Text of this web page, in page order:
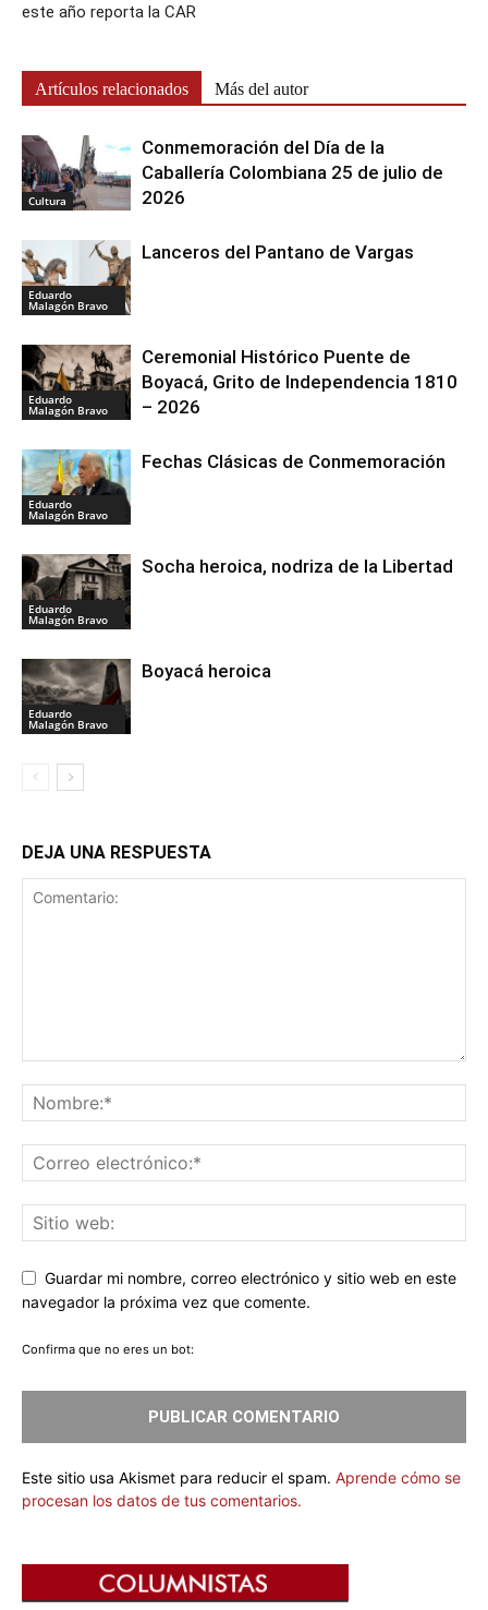
este año reporta la CAR
Artículos relacionados Más del autor
Cultura
Conmemoración del Día de la
Caballería Colombiana 25 de julio de
2026
Eduardo
Malagón Bravo
Lanceros del Pantano de Vargas
Eduardo
Malagón Bravo
Ceremonial Histórico Puente de
Boyacá, Grito de Independencia 1810
– 2026
Eduardo
Malagón Bravo
Fechas Clásicas de Conmemoración
Eduardo
Malagón Bravo
Socha heroica, nodriza de la Libertad
Eduardo
Malagón Bravo
Boyacá heroica
DEJA UNA RESPUESTA
Guardar mi nombre, correo electrónico y sitio web en este
navegador la próxima vez que comente.
Confirma que no eres un bot:
Este sitio usa Akismet para reducir el spam. Aprende cómo se
procesan los datos de tus comentarios.